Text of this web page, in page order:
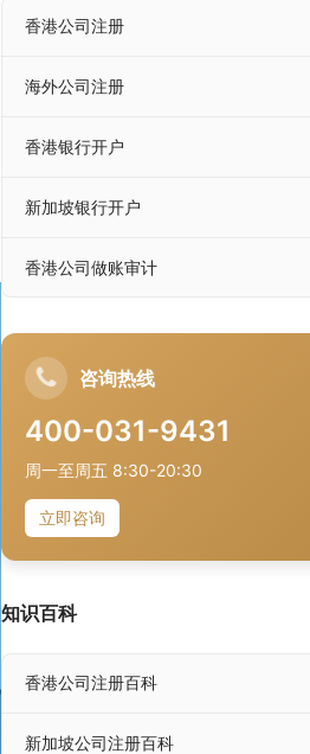
香港公司注册
海外公司注册
香港银行开户
新加坡银行开户
香港公司做账审计
咨询热线
400-031-9431
周一至周五 8:30-20:30
立即咨询
知识百科
香港公司注册百科
新加坡公司注册百科